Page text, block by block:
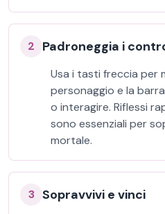
2 Padroneggia i
Usa i tasti freccia per
personaggio e la
o interagire. Riflessi
sono essenziali per
mortale.
3 Sopravvivi e vinci